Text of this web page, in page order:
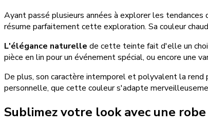
Ayant passé plusieurs années à explorer les
résume parfaitement cette exploration. Sa couleur
L'élégance naturelle de cette teinte fait d'elle un
pièce en lin pour un événement spécial, ou encore une
De plus, son caractère intemporel et polyvalent la rend
personnelle, que cette couleur s'adapte
Sublimez votre look avec une